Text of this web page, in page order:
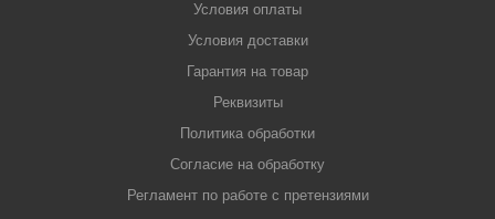
Условия оплаты
Условия доставки
Гарантия на товар
Реквизиты
Политика обработки
Согласие на обработку
Регламент по работе с претензиями